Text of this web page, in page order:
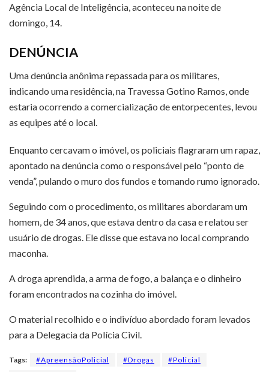
Agência Local de Inteligência, aconteceu na noite de
domingo, 14.
DENÚNCIA
Uma denúncia anônima repassada para os militares,
indicando uma residência, na Travessa Gotino Ramos, onde
estaria ocorrendo a comercialização de entorpecentes, levou
as equipes até o local.
Enquanto cercavam o imóvel, os policiais flagraram um rapaz,
apontado na denúncia como o responsável pelo “ponto de
venda”, pulando o muro dos fundos e tomando rumo ignorado.
Seguindo com o procedimento, os militares abordaram um
homem, de 34 anos, que estava dentro da casa e relatou ser
usuário de drogas. Ele disse que estava no local comprando
maconha.
A droga aprendida, a arma de fogo, a balança e o dinheiro
foram encontrados na cozinha do imóvel.
O material recolhido e o indivíduo abordado foram levados
para a Delegacia da Polícia Civil.
Tags: #ApreensãoPolicial #Drogas
#Policial